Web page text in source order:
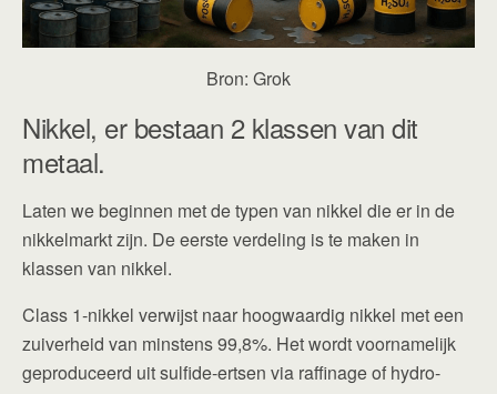
Bron: Grok
Nikkel, er bestaan 2 klassen van dit
metaal.
Laten we beginnen met de typen van nikkel die er in de
nikkelmarkt zijn. De eerste verdeling is te maken in
klassen van nikkel.
Class 1‑nikkel verwijst naar hoogwaardig nikkel met een
zuiverheid van minstens 99,8%. Het wordt voornamelijk
geproduceerd uit sulfide‑ertsen via raffinage of hydro-